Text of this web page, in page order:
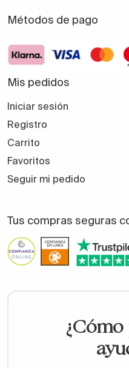
Métodos de pago
Mis pedidos
Iniciar sesión
Registro
Carrito
Favoritos
Seguir mi pedido
Tus compras seguras